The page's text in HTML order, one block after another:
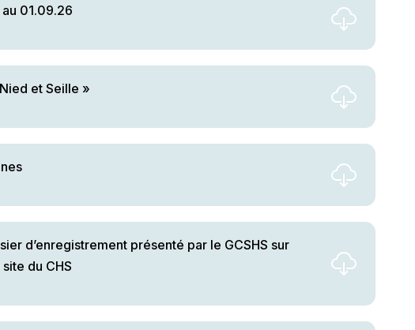
01.09.26
et Seille »
d’enregistrement présenté par le GCSHS sur
du CHS